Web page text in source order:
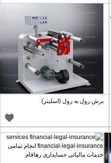
برش رول به رول (اسلیتر)